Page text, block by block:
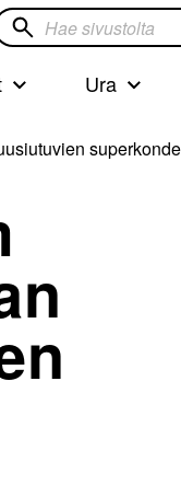
Ura